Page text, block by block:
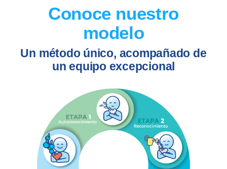
Conoce nuestro
modelo
Un método único, acompañado de
un equipo excepcional